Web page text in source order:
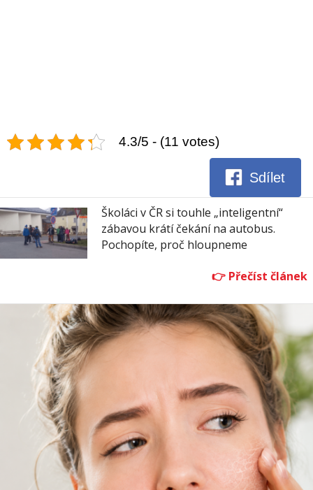
4.3/5 - (11 votes)
Sdílet
Školáci v ČR si touhle „inteligentní“
zábavou krátí čekání na autobus.
Pochopíte, proč hloupneme